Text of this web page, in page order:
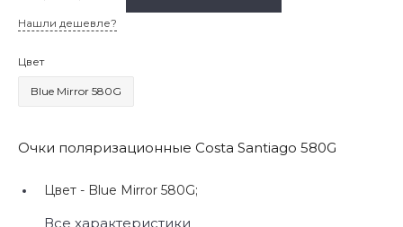
Нашли дешевле?
Цвет
Blue Mirror 580G
Очки поляризационные Costa Santiago 580G
Цвет - Blue Mirror 580G;
Все характеристики